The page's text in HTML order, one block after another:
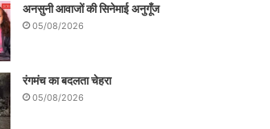
अनसुनी आवाजों की सिनेमाई अनुगूँज
05/08/2026
रंगमंच का बदलता चेहरा
05/08/2026